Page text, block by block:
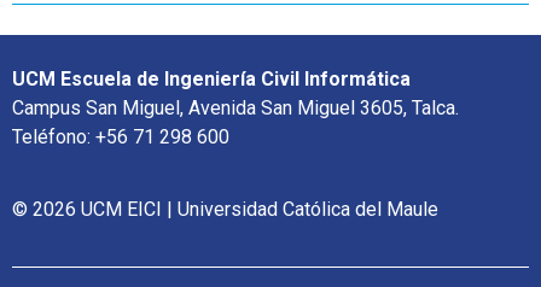
UCM Escuela de Ingeniería Civil Informática
Campus San Miguel, Avenida San Miguel 3605, Talca.
Teléfono: +56 71 298 600
© 2026 UCM EICI | Universidad Católica del Maule